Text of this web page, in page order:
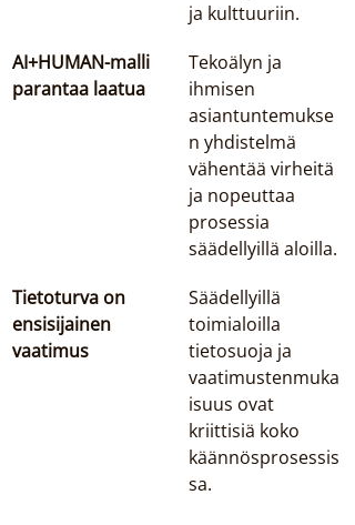
ja kulttuuriin.
AI+HUMAN-malli
parantaa laatua
Tekoälyn ja
ihmisen
asiantuntemukse
n yhdistelmä
vähentää virheitä
ja nopeuttaa
prosessia
säädellyillä aloilla.
Tietoturva on
ensisijainen
vaatimus
Säädellyillä
toimialoilla
tietosuoja ja
vaatimustenmuka
isuus ovat
kriittisiä koko
käännösprosessis
sa.